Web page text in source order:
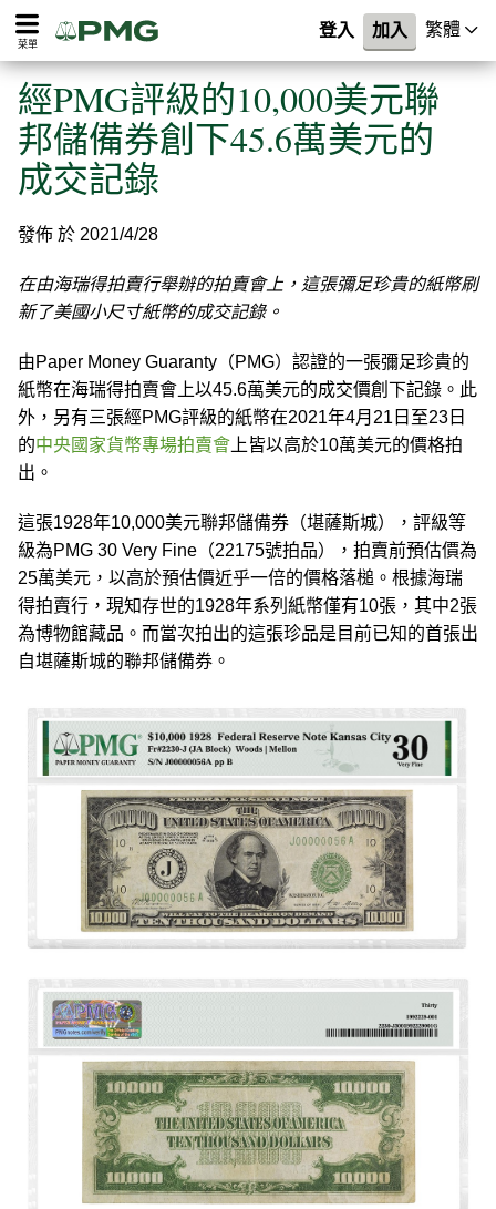
菜單
登入 加入 繁體
經PMG評級的10,000美元聯
邦儲備券創下45.6萬美元的
成交記錄
發佈 於 2021/4/28
在由海瑞得拍賣行舉辦的拍賣會上，這張彌足珍貴的紙幣刷
新了美國小尺寸紙幣的成交記錄。
由Paper Money Guaranty（PMG）認證的一張彌足珍貴的
紙幣在海瑞得拍賣會上以45.6萬美元的成交價創下記錄。此
外，另有三張經PMG評級的紙幣在2021年4月21日至23日
的中央國家貨幣專場拍賣會 上皆以高於10萬美元的價格拍
出。
這張1928年10,000美元聯邦儲備券（堪薩斯城），評級等
級為PMG 30 Very Fine（22175號拍品），拍賣前預估價為
25萬美元，以高於預估價近乎一倍的價格落槌。根據海瑞
得拍賣行，現知存世的1928年系列紙幣僅有10張，其中2張
為博物館藏品。而當次拍出的這張珍品是目前已知的首張出
自堪薩斯城的聯邦儲備券。